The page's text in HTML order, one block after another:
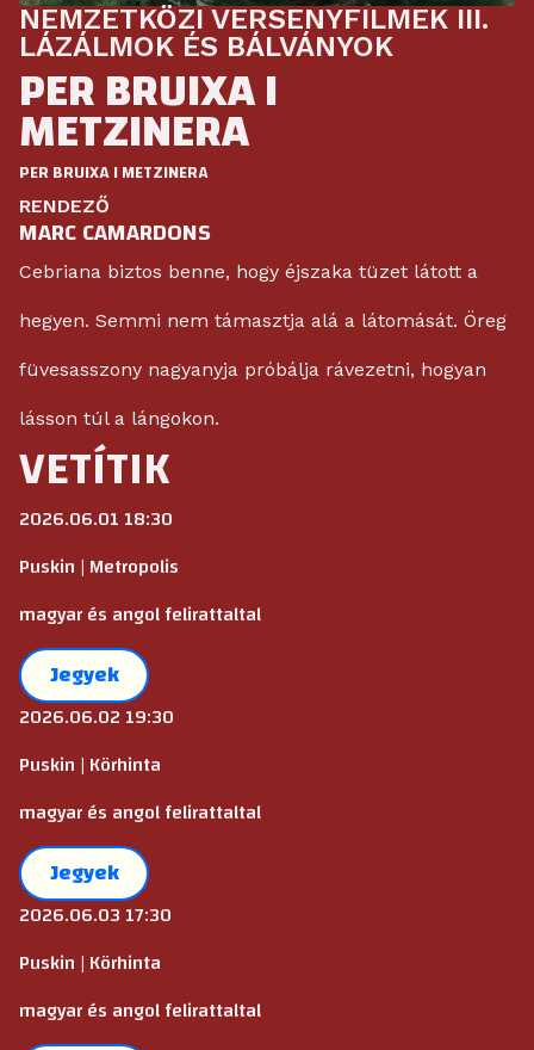
NEMZETKÖZI VERSENYFILMEK III.
LÁZÁLMOK ÉS BÁLVÁNYOK
PER BRUIXA I
METZINERA
PER BRUIXA I METZINERA
RENDEZŐ
MARC CAMARDONS
Cebriana biztos benne, hogy éjszaka tüzet látott a
hegyen. Semmi nem támasztja alá a látomását. Öreg
füvesasszony nagyanyja próbálja rávezetni, hogyan
lásson túl a lángokon.
VETÍTIK
2026.06.01 18:30
Puskin | Metropolis
magyar és angol felirattaltal
Jegyek
2026.06.02 19:30
Puskin | Körhinta
magyar és angol felirattaltal
Jegyek
2026.06.03 17:30
Puskin | Körhinta
magyar és angol felirattaltal